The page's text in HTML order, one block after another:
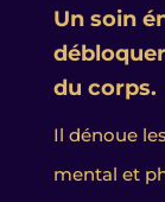
Un soin
du corps.
Il dénoue
mental et